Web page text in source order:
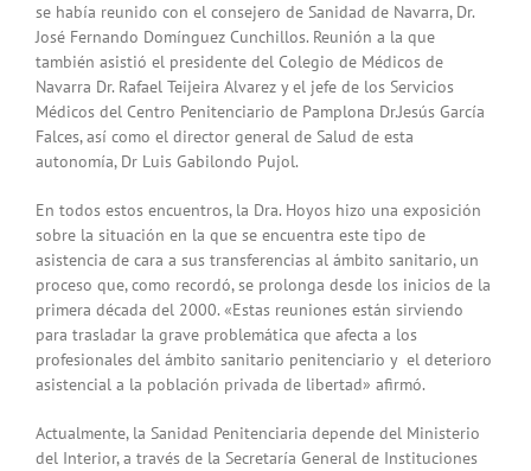
se había reunido con el consejero de Sanidad de Navarra, Dr.
José Fernando Domínguez Cunchillos. Reunión a la que
también asistió el presidente del Colegio de Médicos de
Navarra Dr. Rafael Teijeira Alvarez y el jefe de los Servicios
Médicos del Centro Penitenciario de Pamplona Dr.Jesús García
Falces, así como el director general de Salud de esta
autonomía, Dr Luis Gabilondo Pujol.
En todos estos encuentros, la Dra. Hoyos hizo una exposición
sobre la situación en la que se encuentra este tipo de
asistencia de cara a sus transferencias al ámbito sanitario, un
proceso que, como recordó, se prolonga desde los inicios de la
primera década del 2000. «Estas reuniones están sirviendo
para trasladar la grave problemática que afecta a los
profesionales del ámbito sanitario penitenciario y el deterioro
asistencial a la población privada de libertad» afirmó.
Actualmente, la Sanidad Penitenciaria depende del Ministerio
del Interior, a través de la Secretaría General de Instituciones